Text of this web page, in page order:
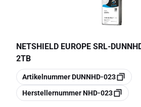
NETSHIELD EUROPE SRL-
2TB
Kopieren
ArtikelnummerDUNNHD-023
Kopieren
HerstellernummerNHD-023